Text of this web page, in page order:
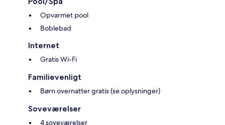
Opvarmet pool
Boblebad
Internet
Gratis Wi-Fi
Familievenligt
Børn overnatter gratis (se oplysninger)
Soveværelser
4 soveværelser